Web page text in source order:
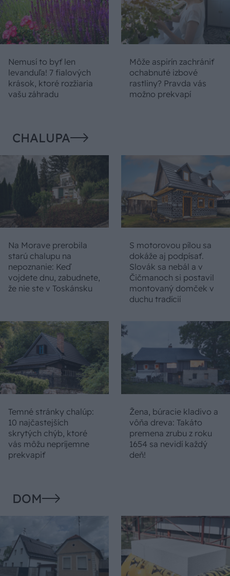
Nemusí to byť len
levanduľa! 7 fialových
krások, ktoré rozžiaria
vašu záhradu
Môže aspirín zachrániť
ochabnuté izbové
rastliny? Pravda vás
možno prekvapí
CHALUPA
Na Morave prerobila
starú chalupu na
nepoznanie: Keď
vojdete dnu, zabudnete,
že nie ste v Toskánsku
S motorovou pílou sa
dokáže aj podpísať.
Slovák sa nebál a v
Čičmanoch si postavil
montovaný domček v
duchu tradícií
Temné stránky chalúp:
10 najčastejších
skrytých chýb, ktoré
vás môžu nepríjemne
prekvapiť
Žena, búracie kladivo a
vôňa dreva: Takáto
premena zrubu z roku
1654 sa nevidí každý
deň!
DOM